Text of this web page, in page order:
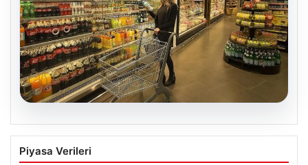
05.08.2026
Enflasyon verileri ne zaman
açıklanacak? 2026 TÜİK mart ayı
Piyasa Verileri